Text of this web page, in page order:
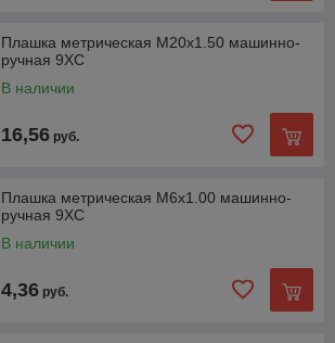
Плашка метрическая М20х1.50 машинно-
ручная 9XC
В наличии
16,56 руб.
Плашка метрическая М6х1.00 машинно-
ручная 9XC
В наличии
4,36 руб.